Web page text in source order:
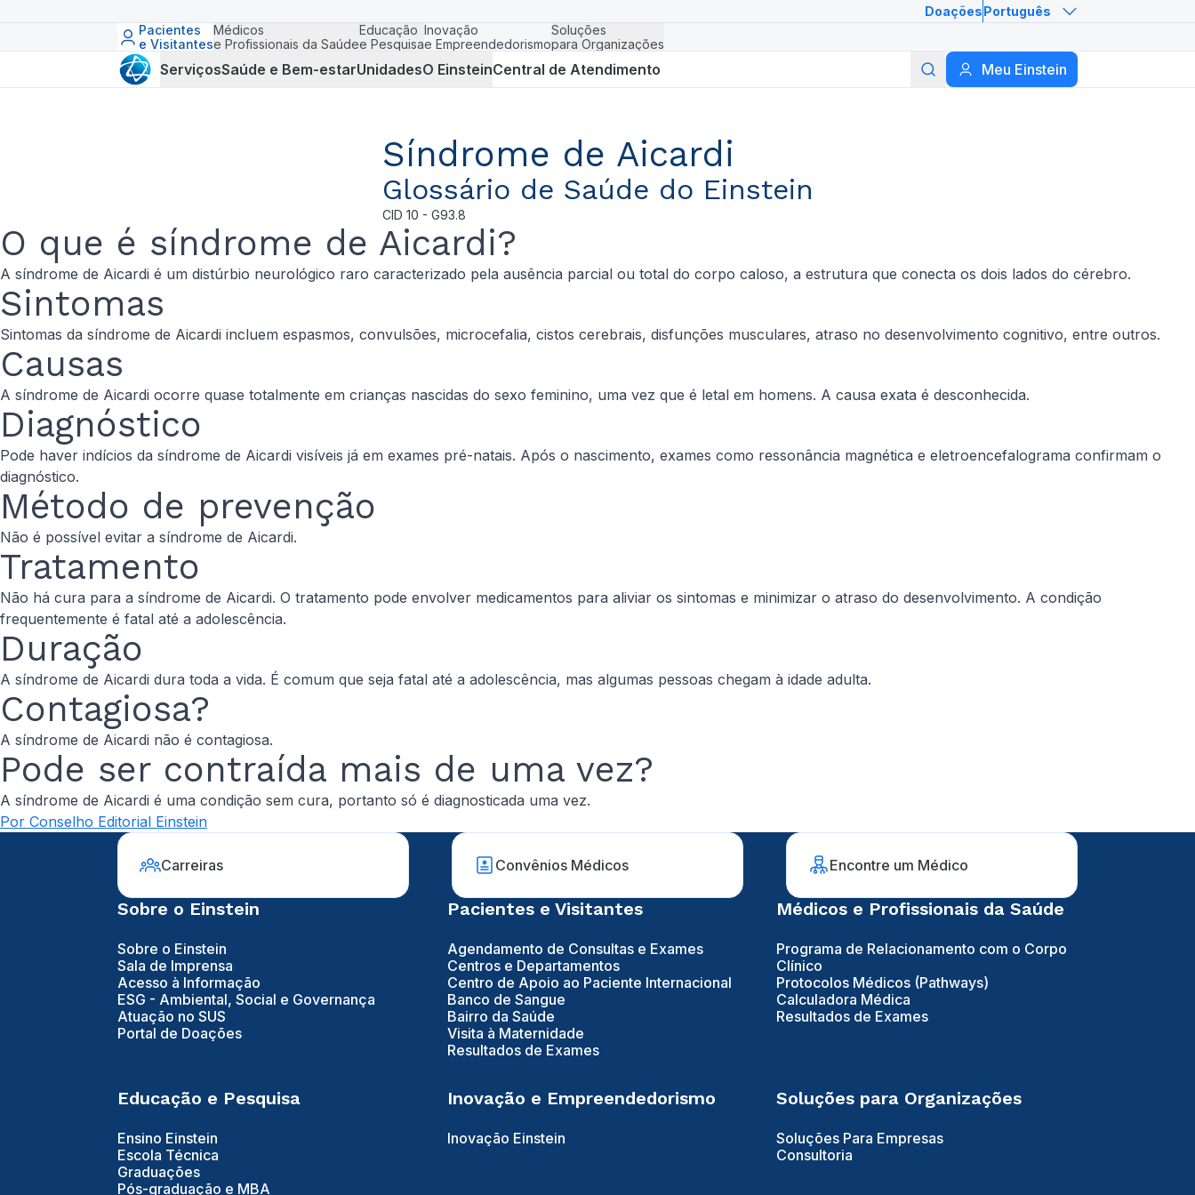
DoaçõesPortuguês
Pacientes
e Visitantes
Médicos
e Profissionais da Saúde
Educação
e Pesquisa
Inovação
e Empreendedorismo
Soluções
para Organizações
ServiçosSaúde e Bem-estarUnidadesO EinsteinCentral de Atendimento Meu Einstein
Buscar
Síndrome de Aicardi
Glossário de Saúde do Einstein
CID 10 - G93.8
O que é síndrome de Aicardi?
A síndrome de Aicardi é um distúrbio neurológico raro caracterizado pela ausência parcial ou total do corpo caloso, a estrutura que conecta os dois lados do cérebro.
Sintomas
Sintomas da síndrome de Aicardi incluem espasmos, convulsões, microcefalia, cistos cerebrais, disfunções musculares, atraso no desenvolvimento cognitivo, entre outros.
Causas
A síndrome de Aicardi ocorre quase totalmente em crianças nascidas do sexo feminino, uma vez que é letal em homens. A causa exata é desconhecida.
Diagnóstico
Pode haver indícios da síndrome de Aicardi visíveis já em exames pré-natais. Após o nascimento, exames como ressonância magnética e eletroencefalograma confirmam o
diagnóstico.
Método de prevenção
Não é possível evitar a síndrome de Aicardi.
Tratamento
Não há cura para a síndrome de Aicardi. O tratamento pode envolver medicamentos para aliviar os sintomas e minimizar o atraso do desenvolvimento. A condição
frequentemente é fatal até a adolescência.
Duração
A síndrome de Aicardi dura toda a vida. É comum que seja fatal até a adolescência, mas algumas pessoas chegam à idade adulta.
Contagiosa?
A síndrome de Aicardi não é contagiosa.
Pode ser contraída mais de uma vez?
A síndrome de Aicardi é uma condição sem cura, portanto só é diagnosticada uma vez.
Por Conselho Editorial Einstein
Carreiras Convênios Médicos Encontre um Médico
Sobre o Einstein
Sobre o Einstein
Sala de Imprensa
Acesso à Informação
ESG - Ambiental, Social e Governança
Atuação no SUS
Portal de Doações
Pacientes e Visitantes
Agendamento de Consultas e Exames
Centros e Departamentos
Centro de Apoio ao Paciente Internacional
Banco de Sangue
Bairro da Saúde
Visita à Maternidade
Resultados de Exames
Médicos e Profissionais da Saúde
Programa de Relacionamento com o Corpo
Clínico
Protocolos Médicos (Pathways)
Calculadora Médica
Resultados de Exames
Educação e Pesquisa
Ensino Einstein
Escola Técnica
Graduações
Pós-graduação e MBA
Inovação e Empreendedorismo
Inovação Einstein
Soluções para Organizações
Soluções Para Empresas
Consultoria